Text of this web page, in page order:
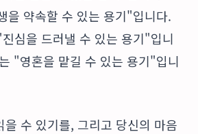
을 약속할 수 있는 용기"입니다.
심을 드러낼 수 있는 용기"입니
"영혼을 맡길 수 있는 용기"입니
을 수 있기를, 그리고 당신의 마음